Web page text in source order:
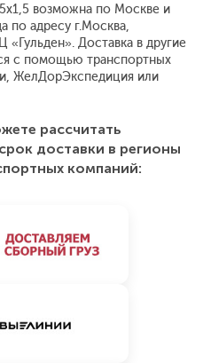
возможна по Москве и
по адресу г.Москва,
Доставка в другие
с помощью транспортных
ЖелДорЭкспедиция или
рассчитать
доставки в регионы
компаний: